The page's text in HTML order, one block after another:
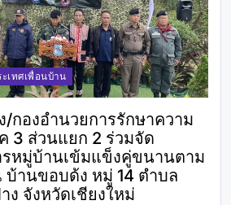
เทศเพื่อนบ้าน
/กองอำนวยการรักษาความ
3 ส่วนแยก 2 ร่วมจัด
รหมู่บ้านเข้มแข็งคู่ขนานตาม
านขอบด้ง หมู่ 14 ตำบล
ง จังหวัดเชียงใหม่